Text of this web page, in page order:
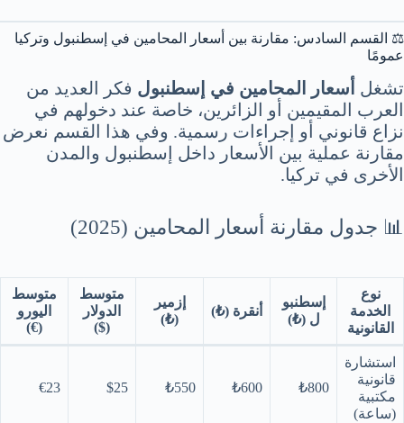
⚖️ القسم السادس: مقارنة بين أسعار المحامين في إسطنبول وتركيا
عمومًا
تشغل أسعار المحامين في إسطنبول فكر العديد من
العرب المقيمين أو الزائرين، خاصة عند دخولهم في
نزاع قانوني أو إجراءات رسمية. وفي هذا القسم نعرض
مقارنة عملية بين الأسعار داخل إسطنبول والمدن
الأخرى في تركيا.
📊 جدول مقارنة أسعار المحامين (2025)
نوع
الخدمة
القانونية
إسطنبو
ل (₺)
أنقرة (₺)
إزمير
(₺)
متوسط
الدولار
($)
متوسط
اليورو
(€)
استشارة
قانونية
مكتبية
(ساعة)
₺800
₺600
₺550
$25
€23